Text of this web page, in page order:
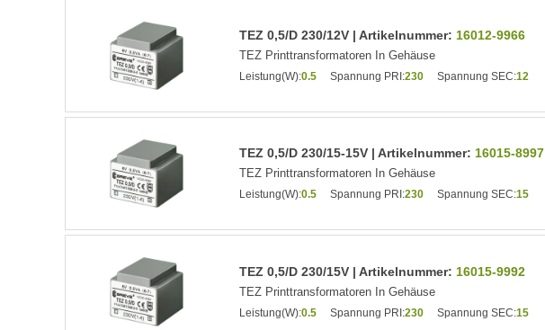
TEZ 0,5/D 230/12V | Artikelnummer: 16012-9966
TEZ Printtransformatoren In Gehäuse
Leistung(W):0.5 Spannung PRI:230 Spannung SEC:12
TEZ 0,5/D 230/15-15V | Artikelnummer: 16015-8997
TEZ Printtransformatoren In Gehäuse
Leistung(W):0.5 Spannung PRI:230 Spannung SEC:15
TEZ 0,5/D 230/15V | Artikelnummer: 16015-9992
TEZ Printtransformatoren In Gehäuse
Leistung(W):0.5 Spannung PRI:230 Spannung SEC:15